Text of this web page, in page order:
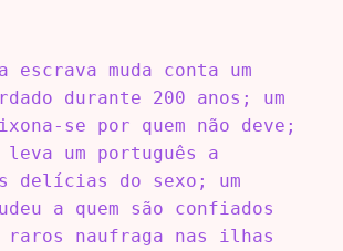
escrava muda conta um
durante 200 anos; um
se por quem não deve;
leva um português a
delícias do sexo; um
a quem são confiados
naufraga nas ilhas